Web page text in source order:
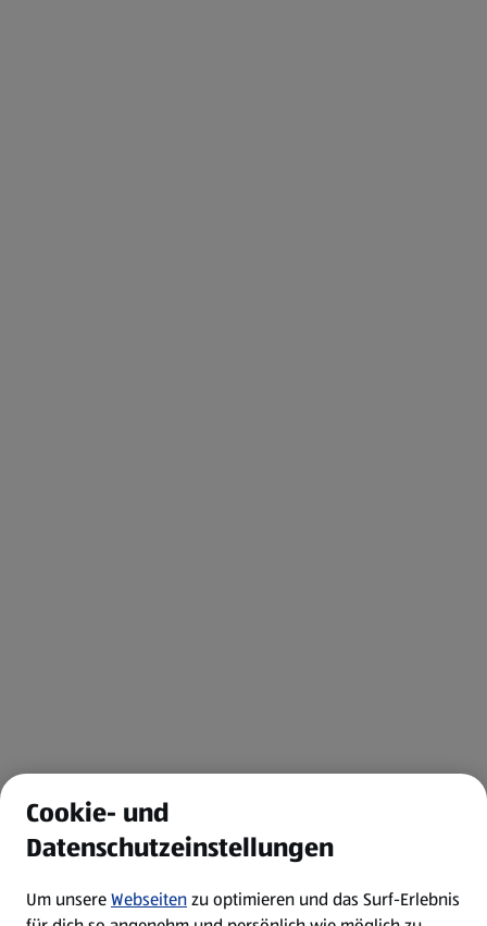
Cookie- und
Datenschutzeinstellungen
Um unsereWebseitenzu optimieren und das Surf-Erlebnis